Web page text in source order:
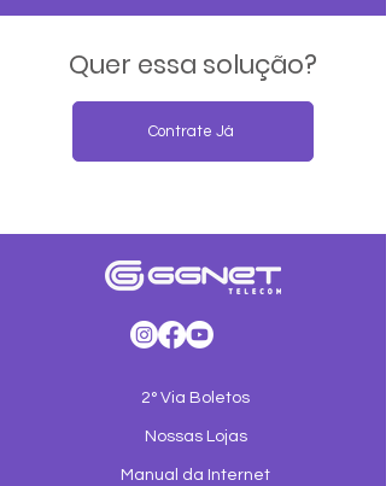
Quer essa solução?
Contrate Já
2° Via Boletos
Nossas Lojas
Manual da Internet